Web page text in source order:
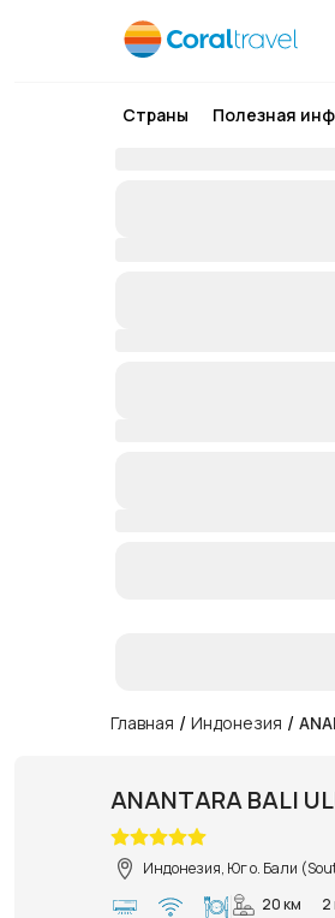
Страны Полезная
Главная / Индонезия /
ANANTARA BALI
Индонезия, Юг о. Бали
20 км
2